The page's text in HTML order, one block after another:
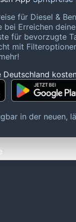
für Diesel &
bei Erreichen
für bevorzugte
mit
in der neuen,